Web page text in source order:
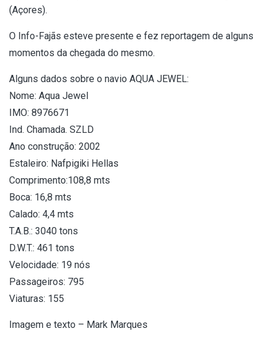
(Açores).
O Info-Fajãs esteve presente e fez reportagem de alguns
momentos da chegada do mesmo.
Alguns dados sobre o navio AQUA JEWEL:
Nome: Aqua Jewel
IMO: 8976671
Ind. Chamada. SZLD
Ano construção: 2002
Estaleiro: Nafpigiki Hellas
Comprimento:108,8 mts
Boca: 16,8 mts
Calado: 4,4 mts
T.A.B.: 3040 tons
D.W.T.: 461 tons
Velocidade: 19 nós
Passageiros: 795
Viaturas: 155
Imagem e texto – Mark Marques